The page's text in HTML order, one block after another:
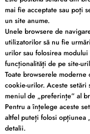
mai fie acceptate sau poți
un site anume.
Unele browsere de
utilizatorilor să nu fie
urilor sau folosirea
funcționalități de pe site-
Toate browserele
cookie-urilor. Aceste
meniul de „preferințe” al
Pentru a înțelege aceste
altfel puteți folosi opțiunea
detalii.